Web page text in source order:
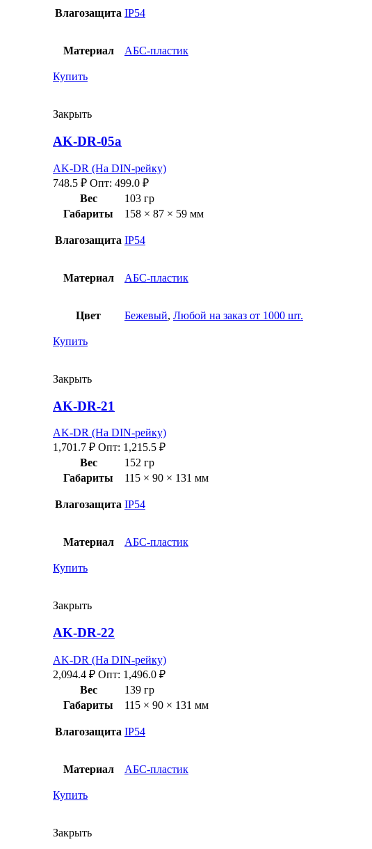
Влагозащита IP54
Материал АБС-пластик
Купить
Закрыть
AK-DR-05a
AK-DR (На DIN-рейку)
748.5 ₽ Опт: 499.0 ₽
Вес
103 гр
Габариты
158 × 87 × 59 мм
Влагозащита IP54
Материал АБС-пластик
Цвет Бежевый, Любой на заказ от 1000 шт.
Купить
Закрыть
AK-DR-21
AK-DR (На DIN-рейку)
1,701.7 ₽ Опт: 1,215.5 ₽
Вес
152 гр
Габариты
115 × 90 × 131 мм
Влагозащита IP54
Материал АБС-пластик
Купить
Закрыть
AK-DR-22
AK-DR (На DIN-рейку)
2,094.4 ₽ Опт: 1,496.0 ₽
Вес
139 гр
Габариты
115 × 90 × 131 мм
Влагозащита IP54
Материал АБС-пластик
Купить
Закрыть